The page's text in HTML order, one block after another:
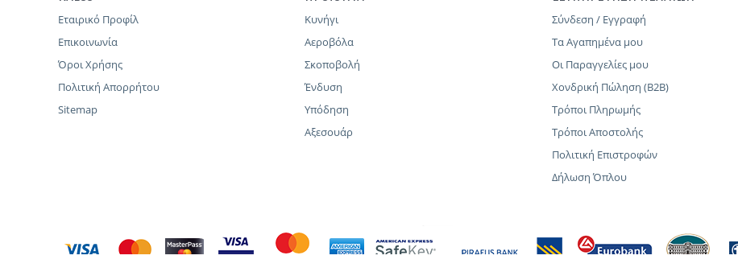
Εταιρικό Προφίλ
Επικοινωνία
Όροι Χρήσης
Πολιτική Απορρήτου
Sitemap
Κυνήγι
Αεροβόλα
Σκοποβολή
Ένδυση
Υπόδηση
Αξεσουάρ
Σύνδεση / Εγγραφή
Τα Αγαπημένα μου
Οι Παραγγελίες μου
Χονδρική Πώληση (B2B)
Τρόποι Πληρωμής
Τρόποι Αποστολής
Πολιτική Επιστροφών
Δήλωση Όπλου